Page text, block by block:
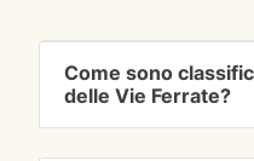
Come sono
delle Vie Ferrate?